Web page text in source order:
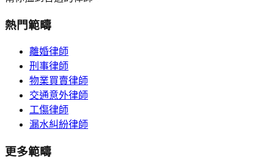
熱門範疇
離婚律師
刑事律師
物業買賣律師
交通意外律師
工傷律師
漏水糾紛律師
更多範疇